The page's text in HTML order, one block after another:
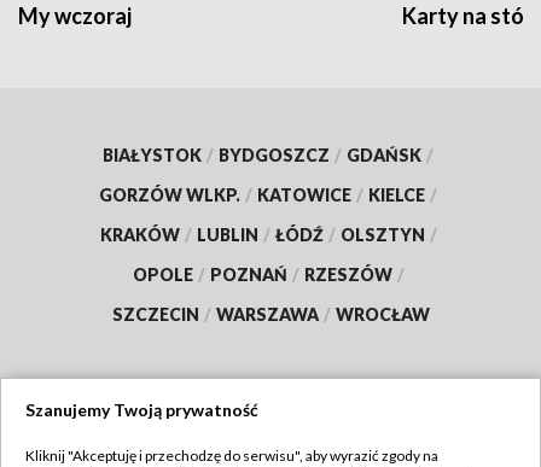
My wczoraj Karty na
BIAŁYSTOK / BYDGOSZCZ / GDAŃSK /
GORZÓW WLKP. / KATOWICE / KIELCE /
KRAKÓW / LUBLIN / ŁÓDŹ / OLSZTYN /
OPOLE / POZNAŃ / RZESZÓW /
SZCZECIN / WARSZAWA / WROCŁAW
Szanujemy Twoją prywatność
Kliknij "Akceptuję i przechodzę do serwisu", aby wyrazić zgody na